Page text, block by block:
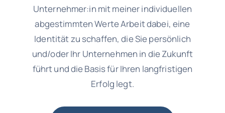
Unternehmer:in mit meiner individuellen
abgestimmten Werte Arbeit dabei, eine
Identität zu schaffen, die Sie persönlich
und/oder Ihr Unternehmen in die Zukunft
führt und die Basis für Ihren langfristigen
Erfolg legt.